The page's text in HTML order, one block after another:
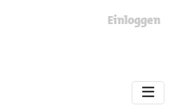
Einloggen